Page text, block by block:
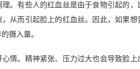
理。有些人的红血丝是由于食物引起的
从而引起脸上的红血丝。因此，如果
摄入量。
心情。精神紧张、压力过大也会导致脸